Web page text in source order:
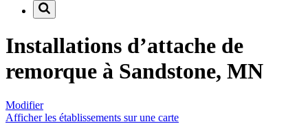
Installations d’attache de
remorque à Sandstone, MN
Modifier
Afficher les établissements sur une carte